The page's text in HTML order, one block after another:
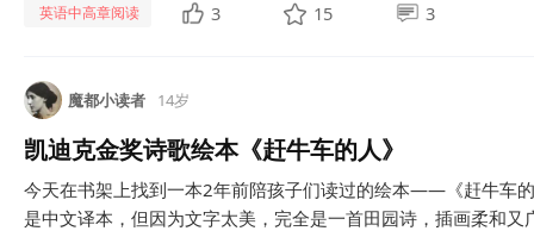
英语中高章阅读 3 15 3
魔都小读者 14岁
凯迪克金奖诗歌绘本《赶牛车的人》
今天在书架上找到一本2年前陪孩子们读过的绘本——《赶牛车
是中文译本，但因为文字太美，完全是一首田园诗，插画柔和